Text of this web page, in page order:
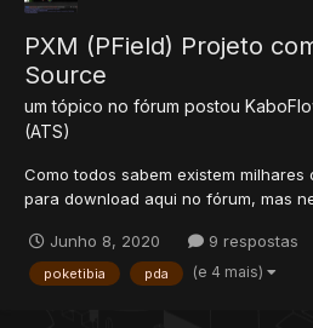
PXM (PField) Projeto
Source
um tópico no fórum postou
(ATS)
Como todos sabem existem
para download aqui no fórum, mas
resolvi pegar uma base PField
mesmo e começar um projeto
Junho 8, 2020 9 respostas
poketibia pda (e 4 mais)